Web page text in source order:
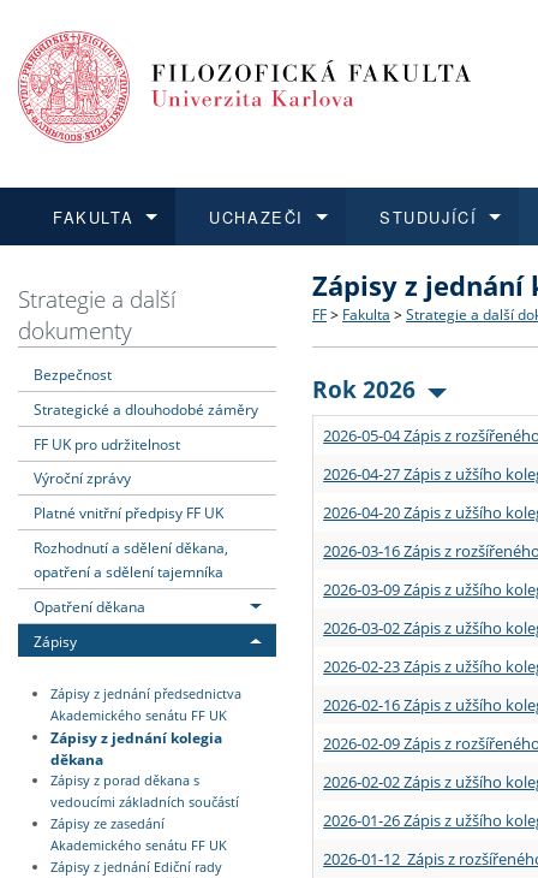
FAKULTA
Dozvědět se více
Struktura a historie
Strategie a další
Podpora a benefity pro
Absolventi fakulty
UCHAZEČI
Podat přihlášku
Co studovat a jak se
Učitelské studijní
Informace k průběhu
STUDUJÍCÍ
Dozvědět se více
Bakalářské a magisterské
Doktorské studium
Rigorózní řízení
Dozvědět se více
O vědě a výzkumu na FF
Akademické kvalifikace
Granty a projekty
Dozvědět se více
Aktuální nabídky a
Vyjíždějící studenti
Přijíždějící studenti
Vyjíždějící zaměstnanci
Strategie a další
dokumenty
Bezpečnost
Strategické a dlouhodobé záměry
FF UK pro udržitelnost
Výroční zprávy
Platné vnitřní předpisy FF UK
Rozhodnutí a sdělení děkana,
opatření a sdělení tajemníka
Opatření děkana
Zápisy
Zápisy z jednání předsednictva
Akademického senátu FF UK
Zápisy z jednání kolegia
děkana
Zápisy z porad děkana s
vedoucími základních součástí
Zápisy ze zasedání
Akademického senátu FF UK
Zápisy z jednání Ediční rady
Zápisy z jednání
FF > Fakulta > Strategie a další
Rok 2026
2026-05-04 Zápis z
2026-04-27 Zápis z užšího
2026-04-20 Zápis z užšího
2026-03-16 Zápis z
2026-03-09 Zápis z užšího
2026-03-02 Zápis z užšího
2026-02-23 Zápis z užšího
2026-02-16 Zápis z užšího
2026-02-09 Zápis z
2026-02-02 Zápis z užšího
2026-01-26 Zápis z užšího
2026-01-12 Zápis z